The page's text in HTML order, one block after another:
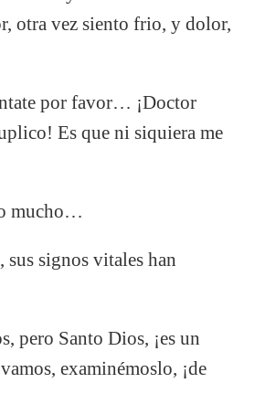
otra vez siento frio, y dolor,
por favor… ¡Doctor
Es que ni siquiera me
mucho…
signos vitales han
pero Santo Dios, ¡es un
examinémoslo, ¡de